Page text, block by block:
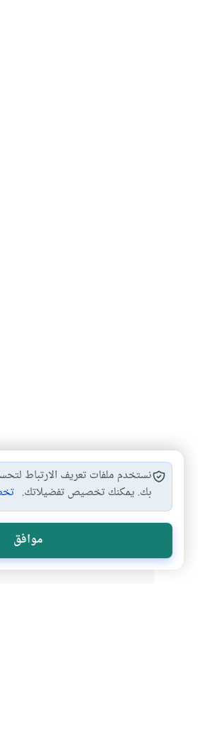
حكم عمليات التجميل
نستخدم ملفات تعريف الارتباط
بك. يمكنك تخصيص تفضيلاتك.
موافق